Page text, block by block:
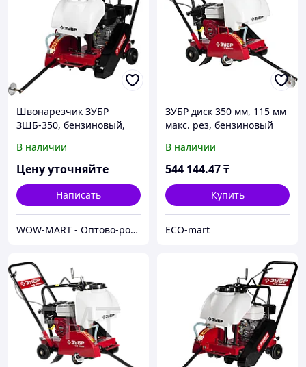
Швонарезчик ЗУБР
ЗШБ-350, бензиновый,
мм, бак для воды, 4.8 кВт
В наличии
Цену уточняйте
Написать
WOW-MART - Оптово-розничный Склад - товары на заказ до двери
ЗУБР диск 350 мм, 115 мм
макс. рез, бензиновый
швов), Профессионал
(ЗШБ-350 Х)
В наличии
544 144.47₸
Купить
ECO-mart